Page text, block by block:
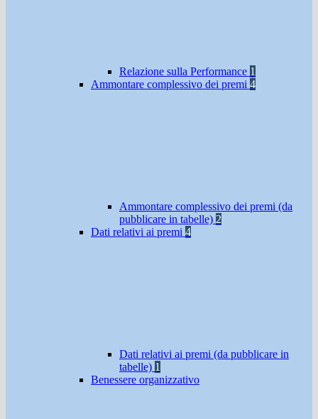
Relazione sulla Performance 1
Ammontare complessivo dei premi 4
Ammontare complessivo dei premi (da
pubblicare in tabelle) 2
Dati relativi ai premi 4
Dati relativi ai premi (da pubblicare in
tabelle) 1
Benessere organizzativo